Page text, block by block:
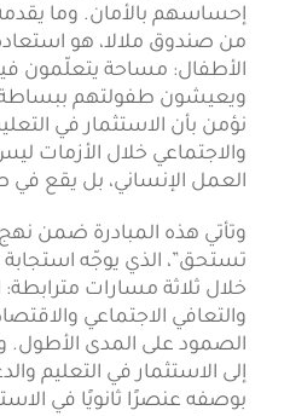
إحساسهم بالأمان. وما
من صندوق ملالا، هو
الأطفال: مساحة يتعلّمون
ويعيشون طفولتهم
نؤمن بأن الاستثمار في
والاجتماعي خلال الأزمات
العمل الإنساني، بل يقع
وتأتي هذه المبادرة ضمن
تستحق”، الذي يوجّه
خلال ثلاثة مسارات مترابطة:
والتعافي الاجتماعي
الصمود على المدى الأطول.
إلى الاستثمار في التعليم
بوصفه عنصرًا ثانويًا في